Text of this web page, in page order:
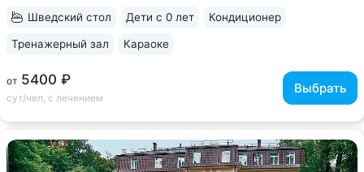
от 5400 ₽
сут/чел, с лечением
Выбрать
Шведский стол Дети с 0 лет Кондиционер
Тренажерный зал Караоке